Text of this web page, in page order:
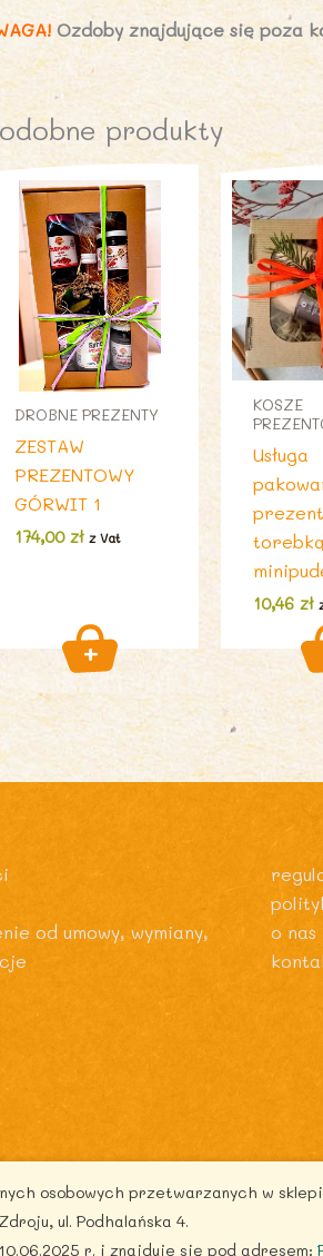
Ozdoby znajdujące się poza
produkty
DROBNE PREZENTY
ZESTAW
PREZENTOWY
GÓRWIT 1
174,00zł z Vat
KOSZE
Usługa
10,46 zł
od umowy, wymiany,
o nas
© 2026 zdrowytydzien.pl |
osobowych przetwarzanych w
ul. Podhalańska 4.
r. i znajduje się pod adresem: